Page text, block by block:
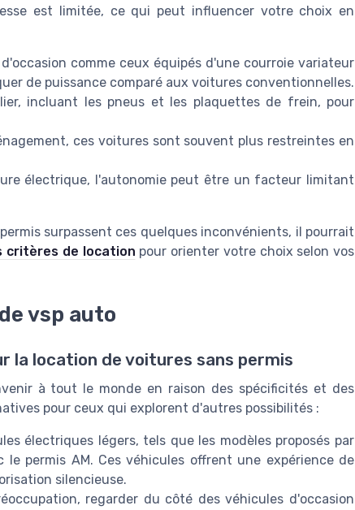
est limitée, ce qui peut influencer votre choix en
comme ceux équipés d'une courroie variateur
de puissance comparé aux voitures conventionnelles.
incluant les pneus et les plaquettes de frein, pour
ces voitures sont souvent plus restreintes en
électrique, l'autonomie peut être un facteur limitant
surpassent ces quelques inconvénients, il pourrait
critères de location pour orienter votre choix selon vos
vsp auto
la location de voitures sans permis
à tout le monde en raison des spécificités et des
pour ceux qui explorent d'autres possibilités :
électriques légers, tels que les modèles proposés par
permis AM. Ces véhicules offrent une expérience de
silencieuse.
regarder du côté des véhicules d'occasion